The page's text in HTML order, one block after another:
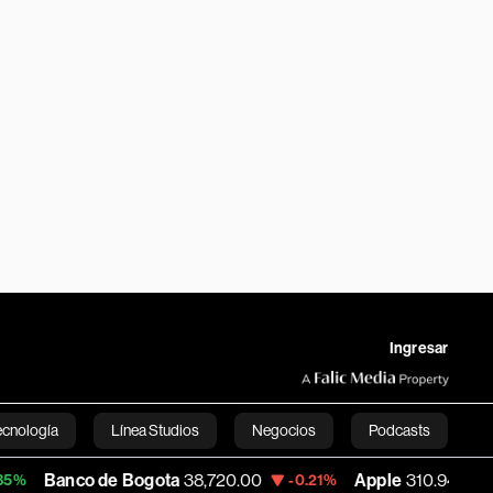
Ingresar
Línea Studios Negocios Podcasts
English
de Bogota 38,720.00 -0.21% Apple 310.94 +0.55%